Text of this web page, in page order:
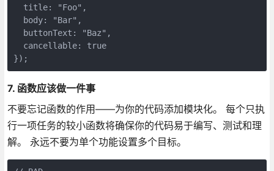
  title: "Foo",
  body: "Bar",
  buttonText: "Baz",
  cancellable: true
});
7. 函数应该做一件事
不要忘记函数的作用——为你的代码添加模块化。 每个只执
行一项任务的较小函数将确保你的代码易于编写、测试和理
解。 永远不要为单个功能设置多个目标。